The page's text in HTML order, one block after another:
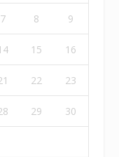
7 8 9
15 16
22 23
29 30